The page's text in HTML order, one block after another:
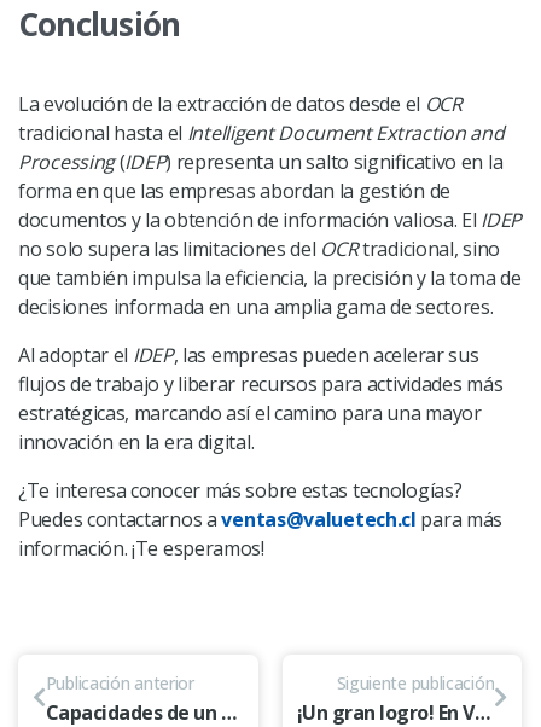
Conclusión
La evolución de la extracción de datos desde el OCR
tradicional hasta el Intelligent Document Extraction and
Processing(IDEP) representa un salto significativo en la
forma en que las empresas abordan la gestión de
documentos y la obtención de información valiosa. El IDEP
no solo supera las limitaciones del OCRtradicional, sino
que también impulsa la eficiencia, la precisión y la toma de
decisiones informada en una amplia gama de sectores.
Al adoptar el IDEP, las empresas pueden acelerar sus
flujos de trabajo y liberar recursos para actividades más
estratégicas, marcando así el camino para una mayor
innovación en la era digital.
¿Te interesa conocer más sobre estas tecnologías?
Puedes contactarnos aventas@valuetech.cl para más
información. ¡Te esperamos!
Publicación anterior
Capacidades de un ECM para ahorrar tiempo y dinero
Siguiente publicación
¡Un gran logro! En Valuetech nos certificamos bajo la ISO 27001